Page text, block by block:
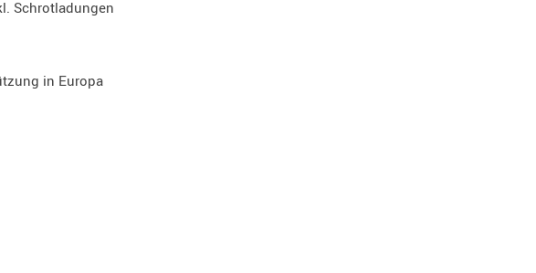
Schrotladungen
in Europa